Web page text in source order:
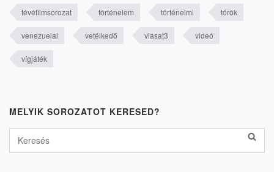
tévéfilmsorozat történelem történelmi török
venezuelai vetélkedő viasat3 videó
vígjáték
MELYIK SOROZATOT KERESED?